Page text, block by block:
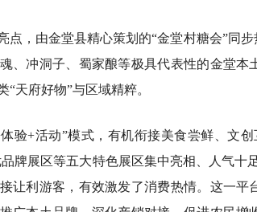
点，由金堂县精心策划的“金堂村糖会”同
、冲洞子、蜀家酿等极具代表性的金堂本
天府好物”与区域精粹。
验+活动”模式，有机衔接美食尝鲜、文
牌展区等五大特色展区集中亮相、人气十
让利游客，有效激发了消费热情。这一平